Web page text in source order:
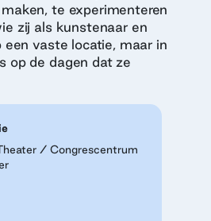
te experimenteren
zij als kunstenaar en
een vaste locatie, maar in
op de dagen dat ze
/ Congrescentrum